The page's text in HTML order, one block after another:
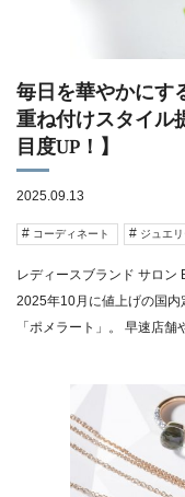
毎日を華やかに
重ね付けスタイル
目度UP！】
2025.09.13
コーディネート ジュエリ
レディースブランド サロン
2025年10月に値上げの国内
「ポメラート」。 早速店